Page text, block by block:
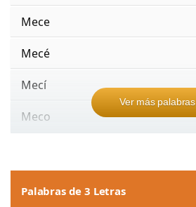
Mece
Mecé
Mecí
Meco
Ver más palabras
Palabras de 3 Letras